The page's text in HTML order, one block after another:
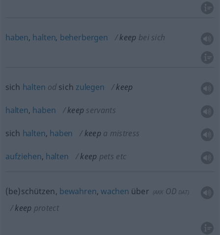
haben, halten, beherbergen keep bei sich
sich halten od sich zulegen keep
halten, haben keep servants
sich halten, haben keep a mistress
aufziehen, halten keep pets etc
(be)schützen, bewahren, wachen über (AKK OD DAT)
keep protect